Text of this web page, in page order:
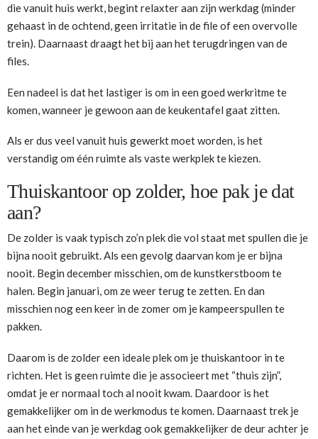
die vanuit huis werkt, begint relaxter aan zijn werkdag (minder
gehaast in de ochtend, geen irritatie in de file of een overvolle
trein). Daarnaast draagt het bij aan het terugdringen van de
files.
Een nadeel is dat het lastiger is om in een goed werkritme te
komen, wanneer je gewoon aan de keukentafel gaat zitten.
Als er dus veel vanuit huis gewerkt moet worden, is het
verstandig om één ruimte als vaste werkplek te kiezen.
Thuiskantoor op zolder, hoe pak je dat
aan?
De zolder is vaak typisch zo’n plek die vol staat met spullen die je
bijna nooit gebruikt. Als een gevolg daarvan kom je er bijna
nooit. Begin december misschien, om de kunstkerstboom te
halen. Begin januari, om ze weer terug te zetten. En dan
misschien nog een keer in de zomer om je kampeerspullen te
pakken.
Daarom is de zolder een ideale plek om je thuiskantoor in te
richten. Het is geen ruimte die je associeert met “thuis zijn”,
omdat je er normaal toch al nooit kwam. Daardoor is het
gemakkelijker om in de werkmodus te komen. Daarnaast trek je
aan het einde van je werkdag ook gemakkelijker de deur achter je